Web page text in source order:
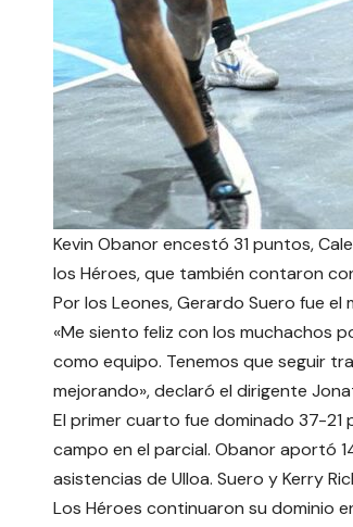
Kevin Obanor encestó 31 puntos,
los Héroes, que también contaron
Por los Leones, Gerardo Suero fue
«Me siento feliz con los muchachos
como equipo. Tenemos que seguir
mejorando», declaró el dirigente
El primer cuarto fue dominado 37-
campo en el parcial. Obanor aportó
asistencias de Ulloa. Suero y Kerry
Los Héroes continuaron su dominio